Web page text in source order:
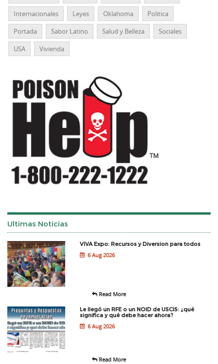
Internacionales
Leyes Oklahoma
Politica
Portada
Sabor Latino Salud y Belleza
Sociales
USA
Vivienda
Ultimas Noticias
VIVA Expo: Recursos y Diversion para todos
6 Aug 2026
Read More
Le llegó un RFE o un NOID de USCIS: ¿qué
significa y qué debe hacer ahora?
6 Aug 2026
Read More